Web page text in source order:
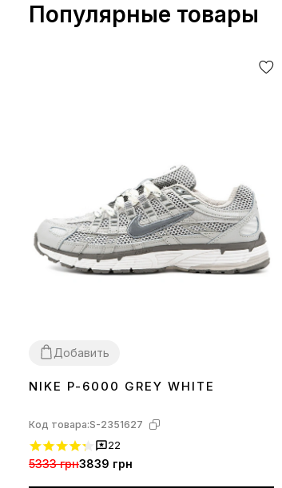
Популярные товары
Добавить
3637 38 3940 41 424344 45
NIKE P-6000 GREY WHITE
Код товара:S-2351627
22
5333 грн3839 грн